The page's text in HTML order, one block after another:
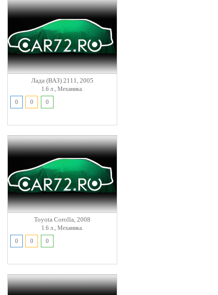
Лада (ВАЗ) 2111, 2005
1.6 л., Механика.
0
0 0
Toyota Corolla, 2008
1.6 л., Механика.
0
0 0